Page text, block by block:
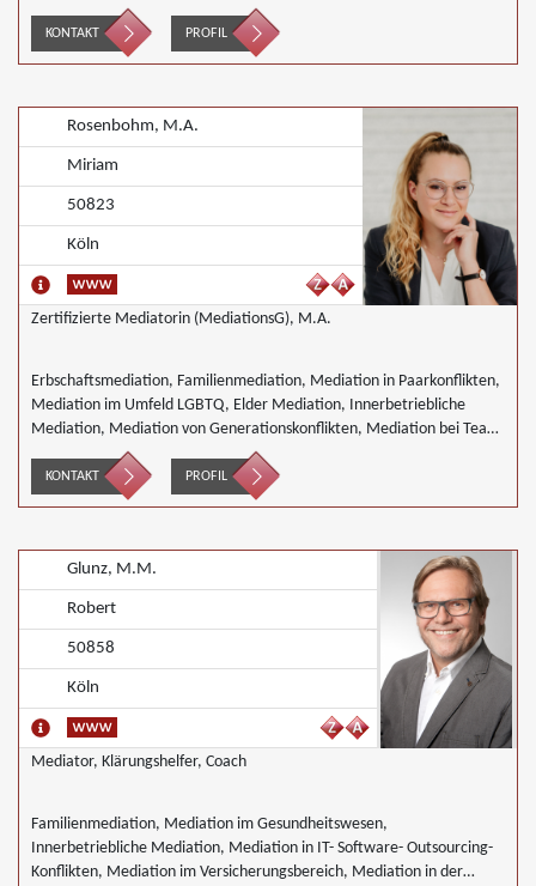
KONTAKT PROFIL
Rosenbohm, M.A.
Miriam
50823
Köln
Zertifizierte Mediatorin (MediationsG), M.A.
Erbschaftsmediation, Familienmediation, Mediation in Paarkonflikten,
Mediation im Umfeld LGBTQ, Elder Mediation, Innerbetriebliche
Mediation, Mediation von Generationskonflikten, Mediation bei Team-
und Gruppenkonflikten, Mediation in der Wohnungswirtschaft,
Nachbarschaftsmediation
KONTAKT PROFIL
Glunz, M.M.
Robert
50858
Köln
Mediator, Klärungshelfer, Coach
Familienmediation, Mediation im Gesundheitswesen,
Innerbetriebliche Mediation, Mediation in IT- Software- Outsourcing-
Konflikten, Mediation im Versicherungsbereich, Mediation in der